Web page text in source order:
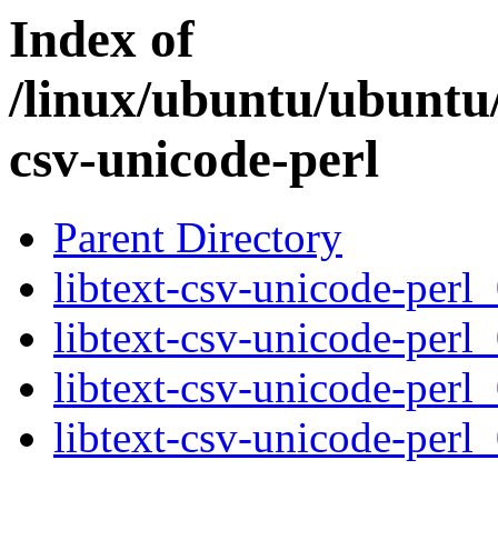
Index of
/linux/ubuntu/
csv-unicode-perl
Parent Directory
libtext-csv-unicode-
libtext-csv-unicode-
libtext-csv-unicode-
libtext-csv-unicode-